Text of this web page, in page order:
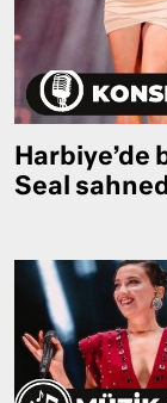
Harbiye’de
Seal